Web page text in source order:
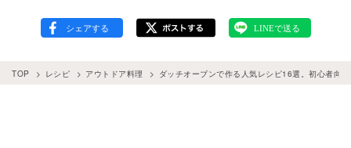
TOP レシピ アウトドア料理 ダッチオーブンで作る人気レシピ16選。初心者向